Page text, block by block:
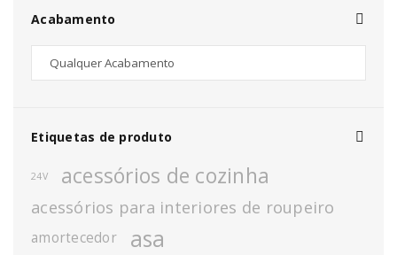
Acabamento
Etiquetas de produto
24V acessórios de cozinha
acessórios para interiores de roupeiro
amortecedor asa